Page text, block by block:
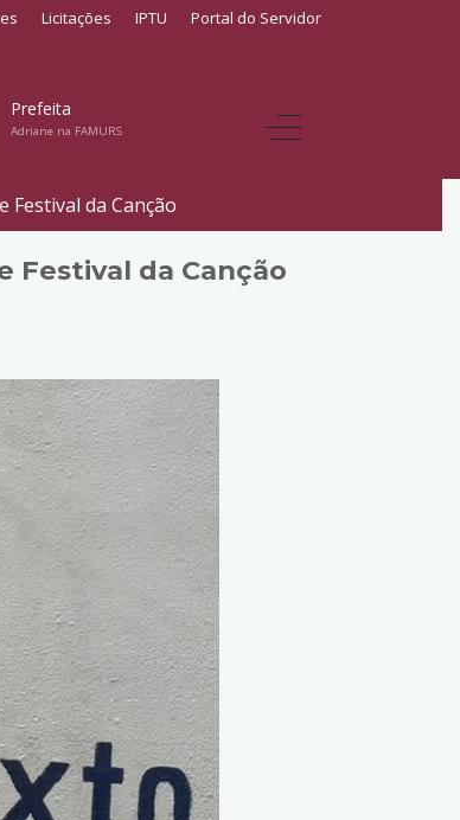
Licitações IPTU Portal do Servidor
Prefeita
Adriane na FAMURS
da Canção
Festival da Canção